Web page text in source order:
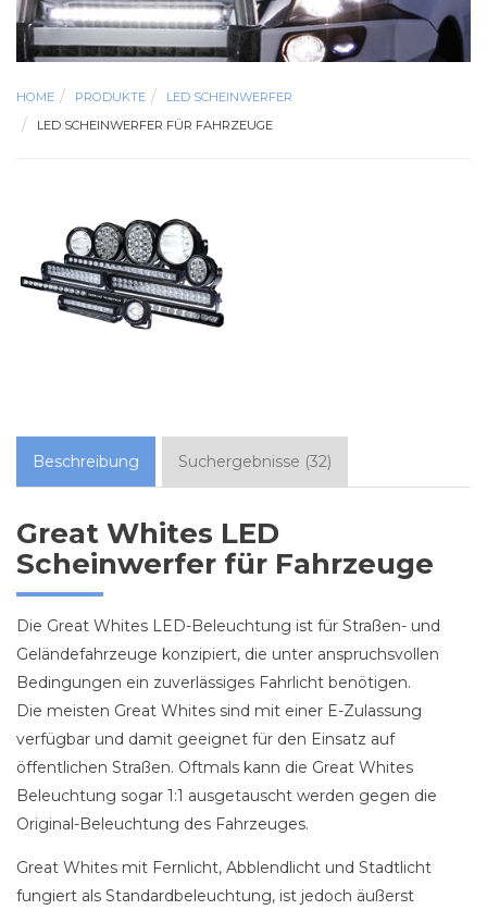
HOME PRODUKTE
LED SCHEINWERFER
LED SCHEINWERFER FÜR FAHRZEUGE
Beschreibung Suchergebnisse (32)
Great Whites LED
Scheinwerfer für Fahrzeuge
Die Great Whites LED-Beleuchtung ist für Straßen- und
Geländefahrzeuge konzipiert, die unter anspruchsvollen
Bedingungen ein zuverlässiges Fahrlicht benötigen.
Die meisten Great Whites sind mit einer E-Zulassung
verfügbar und damit geeignet für den Einsatz auf
öffentlichen Straßen. Oftmals kann die Great Whites
Beleuchtung sogar 1:1 ausgetauscht werden gegen die
Original-Beleuchtung des Fahrzeuges.
Great Whites mit Fernlicht, Abblendlicht und Stadtlicht
fungiert als Standardbeleuchtung, ist jedoch äußerst